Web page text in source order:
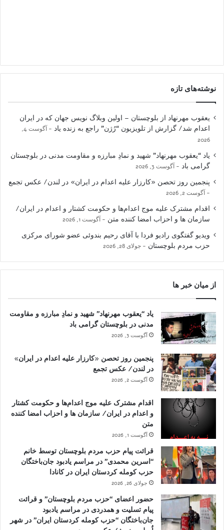
نوشته‌های تازه
یعقوب مهرنهاد از بلوچستان – اولین وبلاگ نویس جهان که در ایران
اعدام شد/ گزارش از تلویزیون “رُژن” راجع به زنده یاد
آگوست 4,
2026
یاد “یعقوب مهرنهاد” شهید و نمادِ مبارزه و مقاومت مدنی در بلوچستان
گرامی باد
آگوست 3, 2026
پنجمین روز تحصن «کارزار علیه اعدام در ایران» در لندن/ عکس تجمع
آگوست 2, 2026
اقدام مشترک علیه موج اعدام‌ها و حکومت کشتار و اعدام در ایران/
سازمان ها و احزاب امضا کننده متن
آگوست 1, 2026
ویدیو گفتگوی رادیو فردا با آقای رحیم بندوئی عضو شورای مرکزی
حزب مردم بلوچستان
جولای 28, 2026
از میان خبر ها
یاد “یعقوب مهرنهاد” شهید و نمادِ مبارزه و مقاومت
مدنی در بلوچستان گرامی باد
آگوست 3, 2026
پنجمین روز تحصن «کارزار علیه اعدام در ایران»
در لندن/ عکس تجمع
آگوست 2, 2026
اقدام مشترک علیه موج اعدام‌ها و حکومت کشتار
و اعدام در ایران/ سازمان ها و احزاب امضا کننده
متن
آگوست 1, 2026
قرائت پیام حزب مردم بلوچستان توسط خانم
“اسرین محمدی” در مراسم یادبود جان‌باختگان
حزب کومله کردستان ایران در کانادا
جولای 26, 2026
حضور اعضای “حزب مردم بلوچستان” و قرائت
پیام تسلیت و همدردی در مراسم یادبود
جان‌باختگان “حزب کومله کردستان ایران” در شهر